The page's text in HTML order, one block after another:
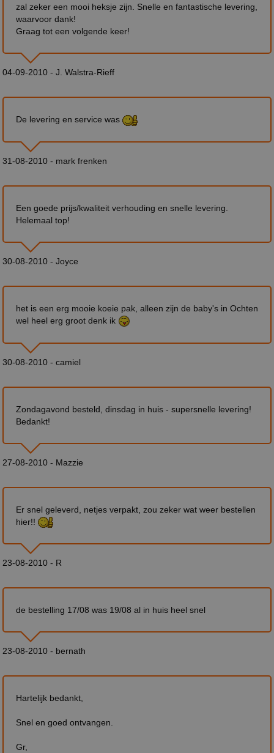
zal zeker een mooi heksje zijn. Snelle en fantastische levering,
waarvoor dank!
Graag tot een volgende keer!
04-09-2010 - J. Walstra-Rieff
De levering en service was
31-08-2010 - mark frenken
Een goede prijs/kwaliteit verhouding en snelle levering.
Helemaal top!
30-08-2010 - Joyce
het is een erg mooie koeie pak, alleen zijn de baby's in Ochten
wel heel erg groot denk ik
30-08-2010 - camiel
Zondagavond besteld, dinsdag in huis - supersnelle levering!
Bedankt!
27-08-2010 - Mazzie
Er snel geleverd, netjes verpakt, zou zeker wat weer bestellen
hier!!
23-08-2010 - R
de bestelling 17/08 was 19/08 al in huis heel snel
23-08-2010 - bernath
Hartelijk bedankt,
Snel en goed ontvangen.
Gr,